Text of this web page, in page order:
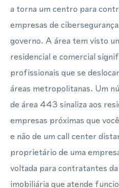
a torna um centro para
empresas de
governo. A área tem visto
residencial e comercial
profissionais que se
áreas metropolitanas. Um
de área 443 sinaliza aos
empresas próximas que
e não de um call center
proprietário de uma
voltada para contratantes
imobiliária que atende